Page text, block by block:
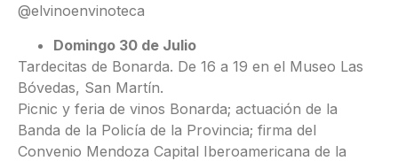
@elvinoenvinoteca
Domingo 30 de Julio
Tardecitas de Bonarda. De 16 a 19 en el Museo Las
Bóvedas, San Martín.
Picnic y feria de vinos Bonarda; actuación de la
Banda de la Policía de la Provincia; firma del
Convenio Mendoza Capital Iberoamericana de la